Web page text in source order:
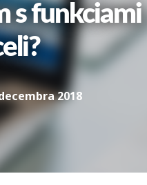
s funkciami
2018
IT Learning. Taká školička